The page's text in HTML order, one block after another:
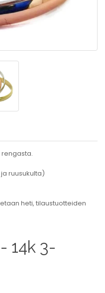
ruusukulta)
heti, tilaustuotteiden
14k 3-